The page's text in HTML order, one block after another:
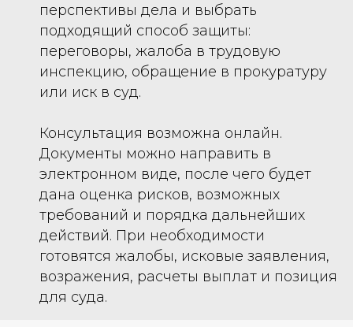
перспективы дела и выбрать
подходящий способ защиты:
переговоры, жалоба в трудовую
инспекцию, обращение в прокуратуру
или иск в суд.
Консультация возможна онлайн.
Документы можно направить в
электронном виде, после чего будет
дана оценка рисков, возможных
требований и порядка дальнейших
действий. При необходимости
готовятся жалобы, исковые заявления,
возражения, расчеты выплат и позиция
для суда.